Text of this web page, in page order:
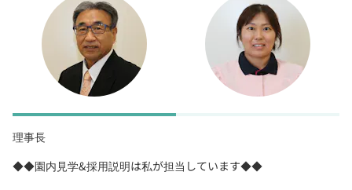
理事長
◆◆園内見学&採用説明は私が担当しています◆◆